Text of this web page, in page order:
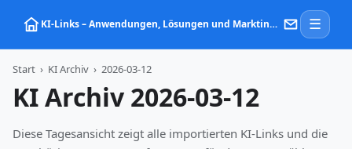
KI‑Links – Anwendungen, Lösungen und Marktinformationen zu Künstlicher Intelligenz ☰
Start › KI Archiv › 2026-03-12
KI Archiv 2026-03-12
Diese Tagesansicht zeigt alle importierten KI-Links und die